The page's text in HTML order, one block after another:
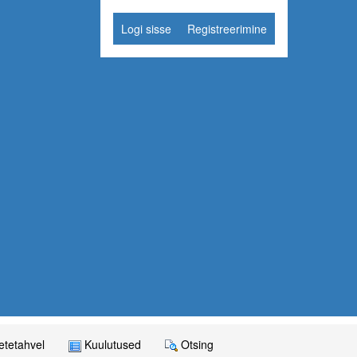
Logi sisse Registreerimine
Kuulutused Otsing